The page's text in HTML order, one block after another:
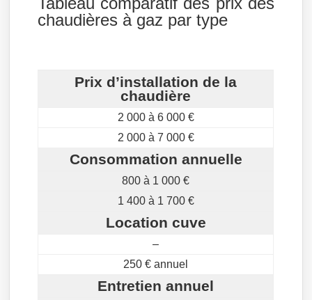
chaudières à gaz par type
Prix d’installation de la
chaudière
2 000 à 6 000 €
2 000 à 7 000 €
Consommation annuelle
800 à 1 000 €
1 400 à 1 700 €
Location cuve
–
250 € annuel
Entretien annuel